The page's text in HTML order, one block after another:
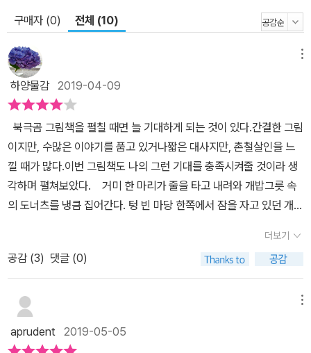
구매자 (0) 전체 (10)
하양물감2019-04-09
북극곰 그림책을 펼칠 때면 늘 기대하게 되는 것이 있다.간결한 그림
이지만, 수많은 이야기를 품고 있거나짧은 대사지만, 촌철살인을 느
낄 때가 많다.이번 그림책도 나의 그런 기대를 충족시켜줄 것이라 생
각하며 펼쳐보았다. 거미 한 마리가 줄을 타고 내려와 개밥그릇 속
의 도너츠를 냉큼 집어간다. 텅 빈 마당 한쪽에서 잠을 자고 있던 개
도너츠를 두고 갈까? 물론 거미가 그렇게 할 리가 없지.'내 까까야. 돌
려 줘!'라고 외치는 BOB에게 보란 듯이 거미줄 위에 도너츠를 올려
두고 포크를 들이미는 얄미운 거미. 사실, 이 장면을 보면서 아이들 사
이에서도 가끔 일어나는 일이라는 생각이 들었다.먹을 것보다는 놀잇
대해 아무런 죄책감(?)을 못 느끼던 아이들에게내것와 네것, 그리고
더보기
공감 (3) 댓글 (0)
aprudent 2019-05-05